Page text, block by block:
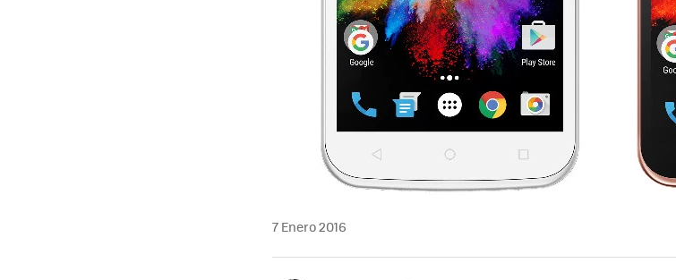
7 Enero 2016